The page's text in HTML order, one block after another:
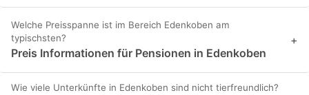
Welche Preisspanne ist im Bereich Edenkoben am
typischsten?
Preis Informationen für Pensionen in Edenkoben
+
Wie viele Unterkünfte in Edenkoben sind nicht tierfreundlich?